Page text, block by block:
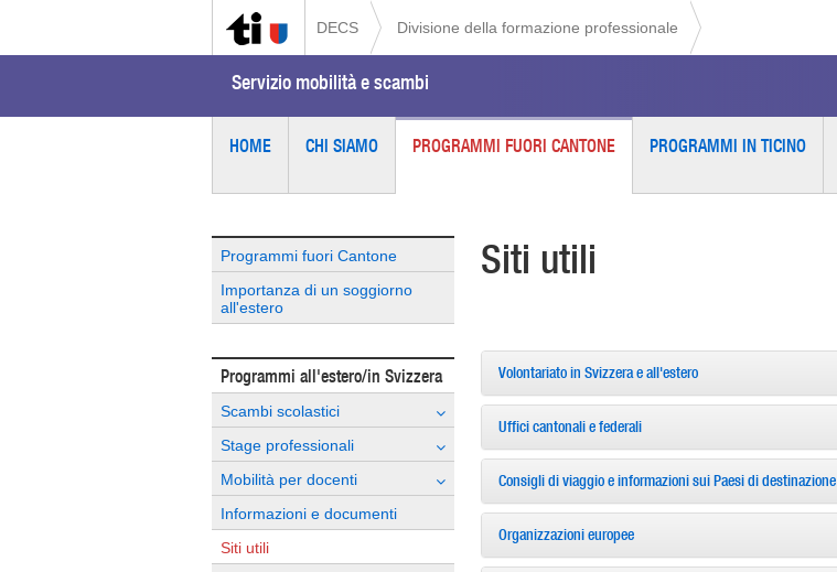
DECS Divisione della formazione professionale
Servizio mobilità e scambi
HOME CHI SIAMO PROGRAMMI FUORI CANTONE PROGRAMMI IN TICINO
Programmi fuori Cantone
Importanza di un soggiorno
all'estero
Programmi all'estero/in Svizzera
Scambi scolastici
Stage professionali
Mobilità per docenti
Informazioni e documenti
Siti utili
Siti utili
Volontariato in Svizzera e all'estero
Uffici cantonali e federali
Consigli di viaggio e informazioni sui Paesi di destinazione
Organizzazioni europee